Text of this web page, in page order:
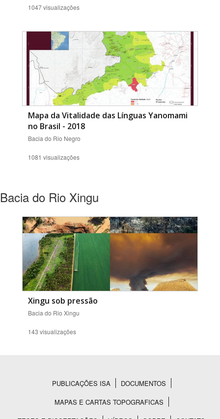
1047 visualizações
Mapa da Vitalidade das Línguas Yanomami
no Brasil - 2018
Bacia do Rio Negro
1081 visualizações
Bacia do Rio Xingu
Xingu sob pressão
Bacia do Rio Xingu
143 visualizações
Rodapé
PUBLICAÇÕES ISA
DOCUMENTOS
MAPAS E CARTAS TOPOGRAFICAS